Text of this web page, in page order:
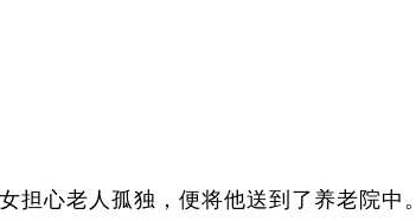
心老人孤独，便将他送到了养老院中。